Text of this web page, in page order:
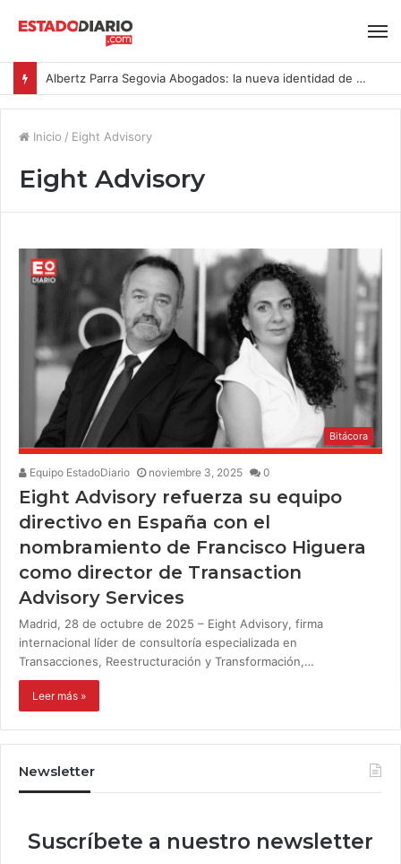
Albertz Parra Segovia Abogados: la nueva identidad de Segovia Consulting
Inicio / Eight Advisory
Eight Advisory
Bitácora
Equipo EstadoDiario noviembre 3, 2025 0
Eight Advisory refuerza su equipo
directivo en España con el
nombramiento de Francisco Higuera
como director de Transaction
Advisory Services
Madrid, 28 de octubre de 2025 – Eight Advisory, firma
internacional líder de consultoría especializada en
Transacciones, Reestructuración y Transformación,…
Leer más »
Newsletter
Suscríbete a nuestro newsletter